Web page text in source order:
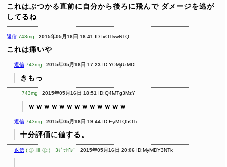
これはぶつかる直前に自分から後ろに飛んで ダメージを逃が
してるね
返信 743mg 2015年05月16日 16:41 ID:IxOTkwNTQ
これは痛いや
返信 743mg 2015年05月16日 17:23 ID:Y0MjUzMDI
きもっ
743mg 2015年05月16日 18:51 ID:Q4MTg3MzY
ｗｗｗｗｗｗｗｗｗｗｗｗｗ
返信 743mg 2015年05月16日 19:44 ID:EyMTQ5OTc
十分評価に値する。
返信 ( ㊤ 皿 ㊤;) 3ｹﾞｯﾄﾛﾎﾞ 2015年05月16日 20:06 ID:MyMDY3NTk